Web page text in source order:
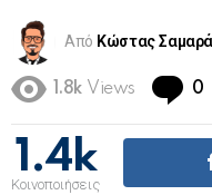
Από Κώστας
1.8k Views 0
1.4k
Κοινοποιήσεις